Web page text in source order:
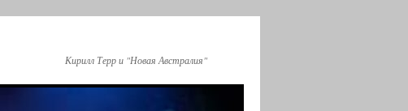
Кирилл Терр и "Новая Австралия"